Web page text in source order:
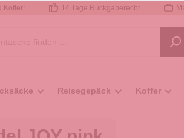
Koffer! 14 Tage Rückgaberecht
Reisegepäck Koffer